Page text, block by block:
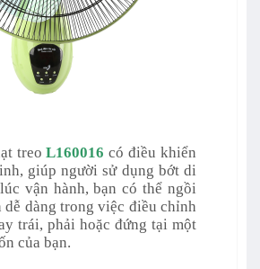
treoL160016 có điều khiển
giúp người sử dụng bớt di
vận hành,bạn có thể ngồi
dễ dàng trong việc điều chỉnh
trái, phải hoặc đứng tại một
của bạn.